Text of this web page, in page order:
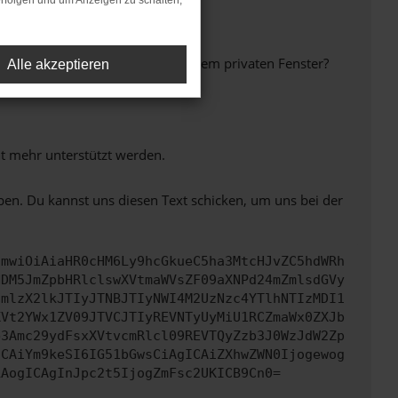
anderen Browser oder in einem privaten Fenster?
mehr unterstützt werden.
Du kannst uns diesen Text schicken, um uns bei der
Alle akzeptieren